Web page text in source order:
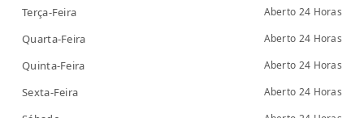
Terça-Feira Aberto 24 Horas
Quarta-Feira Aberto 24 Horas
Quinta-Feira Aberto 24 Horas
Sexta-Feira Aberto 24 Horas